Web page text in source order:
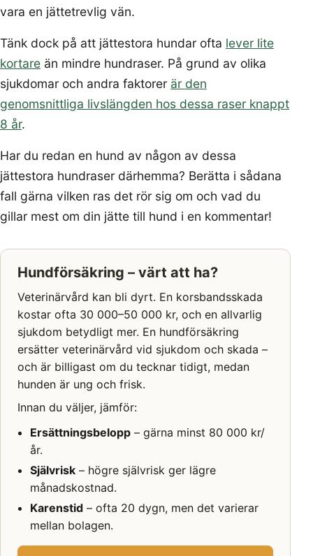
vara en jättetrevlig vän.
Tänk dock på att jättestora hundar ofta lever lite
kortare än mindre hundraser. På grund av olika
sjukdomar och andra faktorer är den
genomsnittliga livslängden hos dessa raser knappt
8 år.
Har du redan en hund av någon av dessa
jättestora hundraser därhemma? Berätta i sådana
fall gärna vilken ras det rör sig om och vad du
gillar mest om din jätte till hund i en kommentar!
Hundförsäkring – värt att ha?
Veterinärvård kan bli dyrt. En korsbandsskada
kostar ofta 30 000–50 000 kr, och en allvarlig
sjukdom betydligt mer. En hundförsäkring
ersätter veterinärvård vid sjukdom och skada –
och är billigast om du tecknar tidigt, medan
hunden är ung och frisk.
Innan du väljer, jämför:
Ersättningsbelopp– gärna minst 80 000 kr/
år.
Självrisk– högre självrisk ger lägre
månadskostnad.
Karenstid– ofta 20 dygn, men det varierar
mellan bolagen.